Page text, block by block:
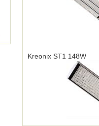
Kreonix ST1 148W